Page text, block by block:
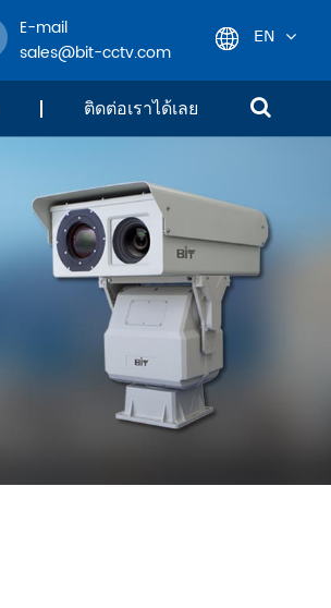
E-mail
sales@bit-cctv.com
EN
English
한국어
français
Deutsch
Español
ติดต่อเราได้เลย